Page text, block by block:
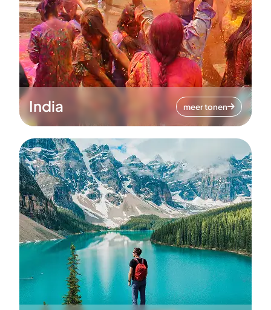
India meer tonen